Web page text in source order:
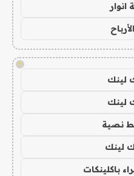
!
لينك
لينك
نصية
لينك
باكلينكات